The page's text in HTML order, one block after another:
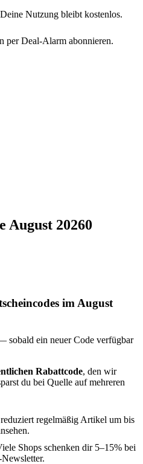
Nutzung bleibt kostenlos.
per Deal-Alarm abonnieren.
August 20260
im August
sobald ein neuer Code verfügbar
Rabattcode, den wir
du bei Quelle auf mehreren
regelmäßig Artikel um bis
Shops schenken dir 5–15% bei